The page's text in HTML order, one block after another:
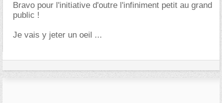
Bravo pour l'initiative d'outre l'infiniment petit au grand
public !
Je vais y jeter un oeil ...